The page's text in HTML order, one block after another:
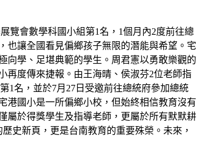
覽會數學科國小組第1名，1個月內2度前往總
也讓全國看見偏鄉孩子無限的潛能與希望。宅
向學、足堪典範的學生。周君憲以勇敢樂觀的
再度傳來捷報。由王海晴、侯淑芬2位老師指
1名，並於7月27日受邀前往總統府參加總統
港國小是一所偏鄉小校，但始終相信教育沒有
屬於得獎學生及指導老師，更屬於所有默默耕
史新頁，更是台南教育的重要殊榮。未來，